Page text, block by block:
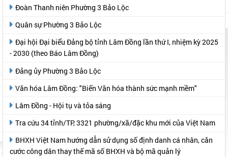
Đoàn Thanh niên Phường 3 Bảo Lộc
Quân sự Phường 3 Bảo Lộc
- 2030 (theo Báo Lâm Đồng)
Đảng ủy Phường 3 Bảo Lộc
Văn hóa Lâm Đồng: "Biến Văn hóa thành sức mạnh mềm"
Lâm Đồng - Hội tụ và tỏa sáng
Tra cứu 34 tỉnh/TP, 3321 phường/xã/đặc khu mới của Việt Nam
cước công dân thay thế mã số BHXH và bộ mã quản lý